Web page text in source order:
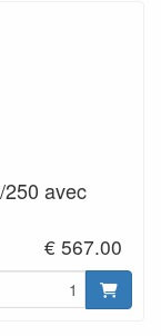
avec
€ 567.00